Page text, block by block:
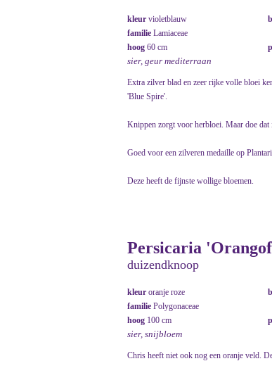
kleur violetblauw
familie Lamiaceae
hoog 60 cm
sier, geur mediterraan
Extra zilver blad en zeer rijke volle bloei
'Blue Spire'.
Knippen zorgt voor herbloei. Maar doe dat
Goed voor een zilveren medaille op
Deze heeft de fijnste wollige bloemen.
Persicaria
duizendknoop
kleur oranje roze
familie Polygonaceae
hoog 100 cm
sier, snijbloem
Chris heeft niet ook nog een oranje veld.